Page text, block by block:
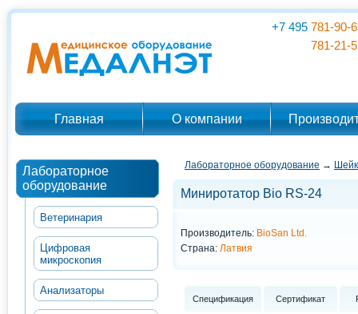
+7 495 781-90-
781-21-
Главная О компании
Лабораторное
оборудование
Ветеринария
Цифровая
микроскопия
Анализаторы
Лабораторное оборудование →
Миниротатор Bio RS-24
Производитель: BioSan Ltd.
Страна: Латвия
Спецификация Сертификат